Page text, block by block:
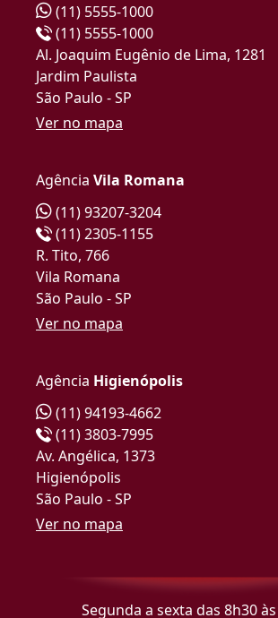
(11) 5555-1000
(11) 5555-1000
Al. Joaquim Eugênio de Lima, 1281
Jardim Paulista
São Paulo - SP
Ver no mapa
Agência Vila Romana
(11) 93207-3204
(11) 2305-1155
R. Tito, 766
Vila Romana
São Paulo - SP
Ver no mapa
Agência Higienópolis
(11) 94193-4662
(11) 3803-7995
Av. Angélica, 1373
Higienópolis
São Paulo - SP
Ver no mapa
Segunda a sexta das 8h30